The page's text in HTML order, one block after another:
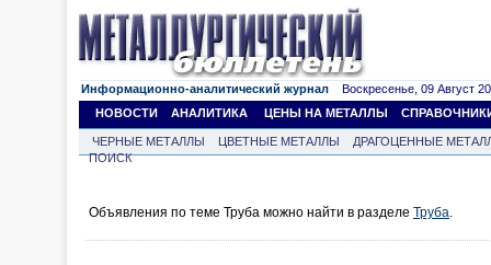
Информационно-аналитический журнал Воскресенье, 09 Август
НОВОСТИ
АНАЛИТИКА ЦЕНЫ НА МЕТАЛЛЫ
ЧЕРНЫЕ МЕТАЛЛЫ ЦВЕТНЫЕ МЕТАЛЛЫ
ДРАГОЦЕННЫЕ
ПОИСК
Объявления по теме Труба можно найти в разделе Труба.